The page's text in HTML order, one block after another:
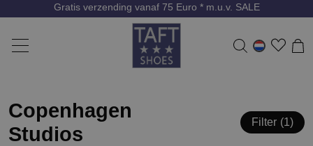
Gratis verzending vanaf 75 Euro * m.u.v. SALE
Copenhagen
Studios
Filter 1